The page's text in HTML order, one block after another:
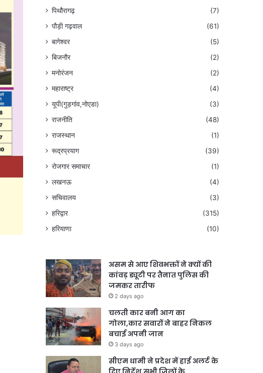
पिथौरागढ़
(7)
पौड़ी गढ़वाल
(61)
बागेश्वर
(5)
बिजनौर
(2)
मनोरंजन
(2)
महाराष्ट्र
(4)
यूपी(गुड़गांव,नोएडा)
(3)
राजनीति
(48)
राजस्थान
(1)
रूद्रप्रयाग
(39)
रोजगार समाचार
(1)
लखनऊ
(4)
सचिवालय
(3)
हरिद्वार
(315)
हरियाणा
(10)
असम से आए शिवभक्तों ने क्यों की
कांवड़ ड्यूटी पर तैनात पुलिस की
जमकर तारीफ
2 days ago
चलती कार बनी आग का
गोला,कार सवारों ने बाहर निकल
बचाई अपनी जान
3 days ago
सीएम धामी ने प्रदेश में हाई अलर्ट के